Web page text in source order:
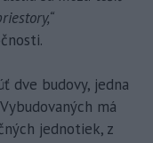
dve budovy, jedna
má
jednotiek, z